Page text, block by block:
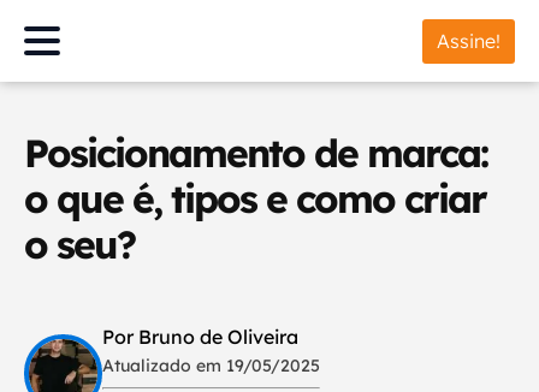
Assine!
Posicionamento de marca:
o que é, tipos e como criar
o seu?
Por Bruno de Oliveira
Atualizado em 19/05/2025